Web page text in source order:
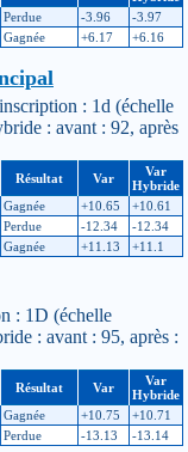
Perdue -3.96
-3.97
Gagnée +6.17 +6.16
: 1d (échelle
: avant : 92, après
Résultat Var
Var
Hybride
Gagnée +10.65
+10.61
Perdue -12.34
-12.34
Gagnée +11.13 +11.1
: 1D (échelle
: avant : 95, après :
Résultat Var
Var
Hybride
Gagnée +10.75
+10.71
Perdue -13.13 -13.14